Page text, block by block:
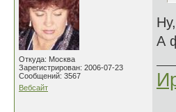
Откуда: Москва
Зарегистрирован: 2006-07-23
Сообщений: 3567
Вебсайт
А